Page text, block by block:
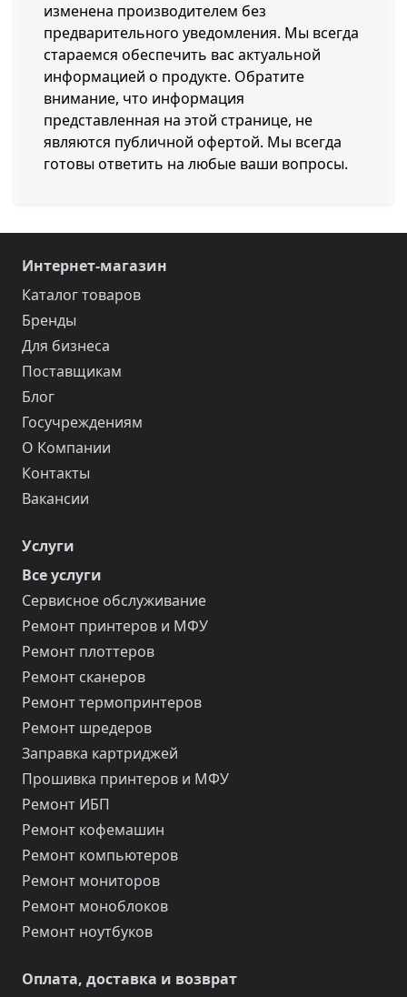
изменена производителем без
предварительного уведомления. Мы всегда
стараемся обеспечить вас актуальной
информацией о продукте. Обратите
внимание, что информация
представленная на этой странице, не
являются публичной офертой. Мы всегда
готовы ответить на любые ваши вопросы.
Интернет-магазин
Каталог товаров
Бренды
Для бизнеса
Поставщикам
Блог
Госучреждениям
О Компании
Контакты
Вакансии
Услуги
Все услуги
Сервисное обслуживание
Ремонт принтеров и МФУ
Ремонт плоттеров
Ремонт сканеров
Ремонт термопринтеров
Ремонт шредеров
Заправка картриджей
Прошивка принтеров и МФУ
Ремонт ИБП
Ремонт кофемашин
Ремонт компьютеров
Ремонт мониторов
Ремонт моноблоков
Ремонт ноутбуков
Оплата, доставка и возврат